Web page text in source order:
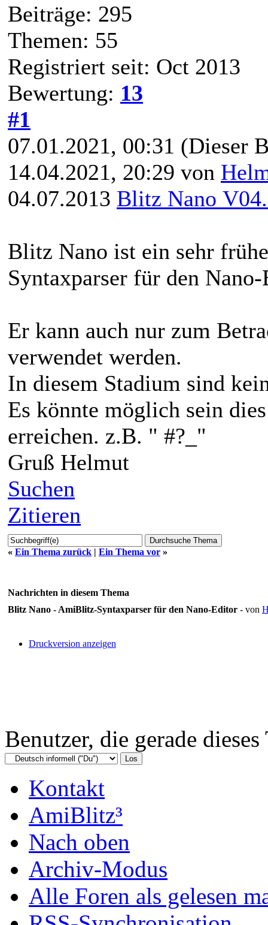
Beiträge: 295
Themen: 55
Registriert seit: Oct 2013
Bewertung: 13
#1
07.01.2021, 00:31 (Dieser
14.04.2021, 20:29 von
04.07.2013 Blitz Nano
Blitz Nano ist ein sehr
Syntaxparser für den
Er kann auch nur zum
verwendet werden.
In diesem Stadium sind
Es könnte möglich sein
erreichen. z.B. " #?_"
Gruß Helmut
Suchen
Zitieren
« Ein Thema zurück | Ein Thema vor »
Nachrichten in diesem Thema
Blitz Nano - AmiBlitz-Syntaxparser für den Nano-Editor - von
Druckversion anzeigen
Benutzer, die gerade
Kontakt
AmiBlitz³
Nach oben
Archiv-Modus
Alle Foren als gelesen